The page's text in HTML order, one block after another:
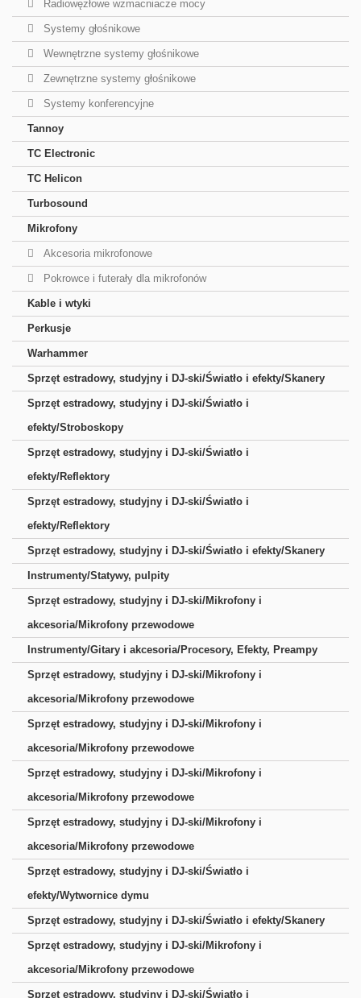
Radiowęzłowe wzmacniacze mocy
Systemy głośnikowe
Wewnętrzne systemy głośnikowe
Zewnętrzne systemy głośnikowe
Systemy konferencyjne
Tannoy
TC Electronic
TC Helicon
Turbosound
Mikrofony
Akcesoria mikrofonowe
Pokrowce i futerały dla mikrofonów
Kable i wtyki
Perkusje
Warhammer
Sprzęt estradowy, studyjny i DJ-ski/Światło i efekty/Skanery
Sprzęt estradowy, studyjny i DJ-ski/Światło i
efekty/Stroboskopy
Sprzęt estradowy, studyjny i DJ-ski/Światło i
efekty/Reflektory
Sprzęt estradowy, studyjny i DJ-ski/Światło i
efekty/Reflektory
Sprzęt estradowy, studyjny i DJ-ski/Światło i efekty/Skanery
Instrumenty/Statywy, pulpity
Sprzęt estradowy, studyjny i DJ-ski/Mikrofony i
akcesoria/Mikrofony przewodowe
Instrumenty/Gitary i akcesoria/Procesory, Efekty, Preampy
Sprzęt estradowy, studyjny i DJ-ski/Mikrofony i
akcesoria/Mikrofony przewodowe
Sprzęt estradowy, studyjny i DJ-ski/Mikrofony i
akcesoria/Mikrofony przewodowe
Sprzęt estradowy, studyjny i DJ-ski/Mikrofony i
akcesoria/Mikrofony przewodowe
Sprzęt estradowy, studyjny i DJ-ski/Mikrofony i
akcesoria/Mikrofony przewodowe
Sprzęt estradowy, studyjny i DJ-ski/Światło i
efekty/Wytwornice dymu
Sprzęt estradowy, studyjny i DJ-ski/Światło i efekty/Skanery
Sprzęt estradowy, studyjny i DJ-ski/Mikrofony i
akcesoria/Mikrofony przewodowe
Sprzęt estradowy, studyjny i DJ-ski/Światło i